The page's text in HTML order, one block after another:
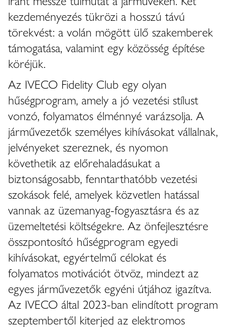
kezdeményezés tükrözi a hosszú távú
törekvést: a volán mögött ülő szakemberek
támogatása, valamint egy közösség építése
köréjük.
Az IVECO Fidelity Club egy olyan
hűségprogram, amely a jó vezetési stílust
vonzó, folyamatos élménnyé varázsolja. A
járművezetők személyes kihívásokat vállalnak,
jelvényeket szereznek, és nyomon
követhetik az előrehaladásukat a
biztonságosabb, fenntarthatóbb vezetési
szokások felé, amelyek közvetlen hatással
vannak az üzemanyag-fogyasztásra és az
üzemeltetési költségekre. Az önfejlesztésre
összpontosító hűségprogram egyedi
kihívásokat, egyértelmű célokat és
folyamatos motivációt ötvöz, mindezt az
egyes járművezetők egyéni útjához igazítva.
Az IVECO által 2023-ban elindított program
szeptembertől kiterjed az elektromos